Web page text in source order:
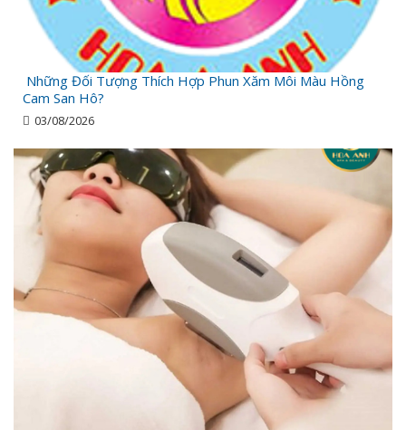
Những Đối Tượng Thích Hợp Phun Xăm Môi Màu Hồng
Cam San Hô?
03/08/2026